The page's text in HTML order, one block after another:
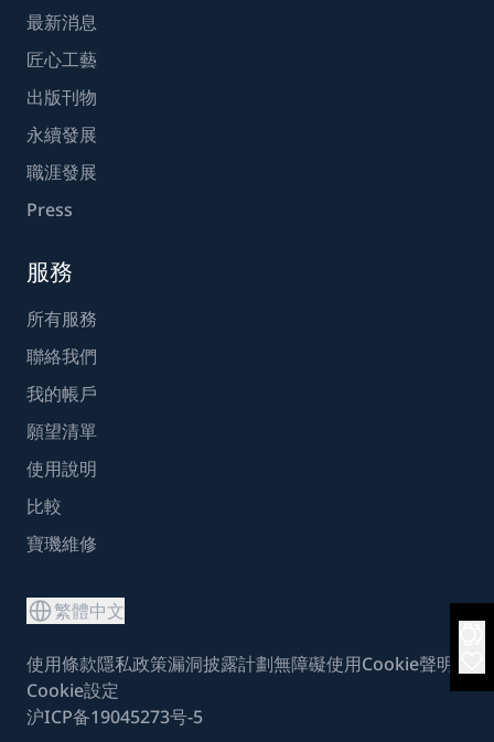
最新消息
匠心工藝
出版刊物
永續發展
職涯發展
Press
服務
所有服務
聯絡我們
我的帳戶
願望清單
使用說明
比較
寶璣維修
繁體中文
使用條款隱私政策漏洞披露計劃無障礙使用Cookie聲明
Cookie設定
沪ICP备19045273号-5